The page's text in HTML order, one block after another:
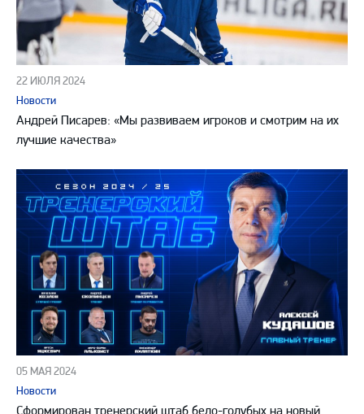
22 ИЮЛЯ 2024
Новости
Андрей Писарев: «Мы развиваем игроков и смотрим на их
лучшие качества»
05 МАЯ 2024
Новости
Сформирован тренерский штаб бело-голубых на новый